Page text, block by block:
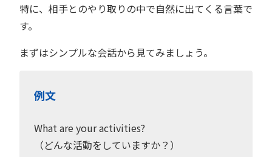
特に、相手とのやり取りの中で自然に出てくる言葉で
す。
まずはシンプルな会話から見てみましょう。
例文
What are your activities?
（どんな活動をしていますか？）